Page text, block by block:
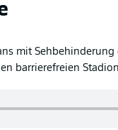
mit
barrierefreien